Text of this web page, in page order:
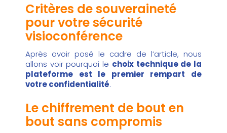
Critères de souveraineté
pour votre sécurité
visioconférence
Après avoir posé le cadre de l’article, nous
allons voir pourquoi le choix technique de la
plateforme est le premier rempart de
votre confidentialité.
Le chiffrement de bout en
bout sans compromis